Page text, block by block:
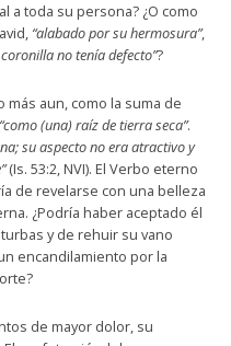
a toda su persona? ¿O como
“alabado por su hermosura”,
no tenía defecto”?
aun, como la suma de
“como (una) raíz de tierra seca”.
su aspecto no era atractivo y
(Is. 53:2, NVI). El Verbo eterno
de revelarse con una belleza
¿Podría haber aceptado él
y de rehuir su vano
encandilamiento por la
de mayor dolor, su